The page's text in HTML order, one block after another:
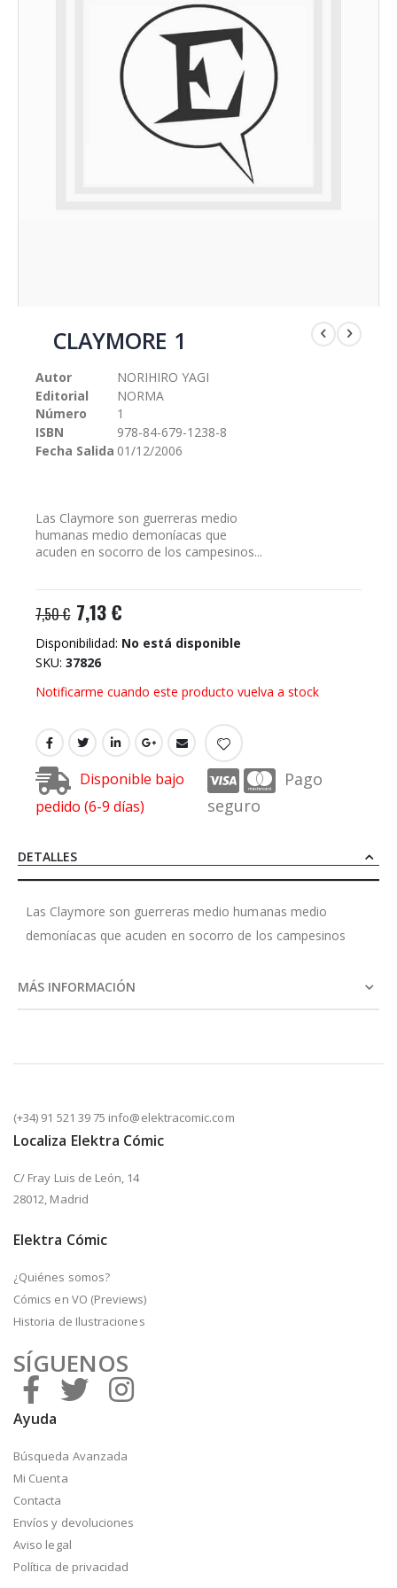
comienzo
galería
imágenes
CLAYMORE 1
Autor
NORIHIRO YAGI
Editorial
NORMA
Número
1
ISBN
978-84-679-1238-8
Fecha Salida 01/12/2006
Las Claymore son guerreras medio
humanas medio demoníacas que
acuden en socorro de los campesinos...
7,50 € 7,13 €
Disponibilidad: No está disponible
SKU 37826
Notificarme cuando este producto vuelva a stock
Disponible bajo
pedido (6-9 días)
Pago
seguro
DETALLES
Las Claymore son guerreras medio humanas medio
demoníacas que acuden en socorro de los campesinos
MÁS INFORMACIÓN
(+34) 91 521 39 75 info@elektracomic.com
Localiza Elektra Cómic
C/ Fray Luis de León, 14
28012, Madrid
Elektra Cómic
¿Quiénes somos?
Cómics en VO (Previews)
Historia de Ilustraciones
SÍGUENOS
Ayuda
Búsqueda Avanzada
Mi Cuenta
Contacta
Envíos y devoluciones
Aviso legal
Política de privacidad